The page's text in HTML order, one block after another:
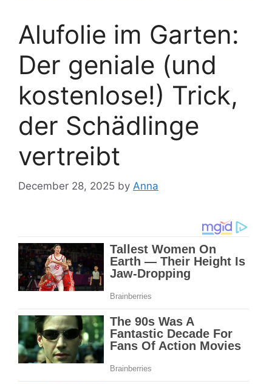
Alufolie im Garten:
Der geniale (und
kostenlose!) Trick,
der Schädlinge
vertreibt
December 28, 2025 by Anna